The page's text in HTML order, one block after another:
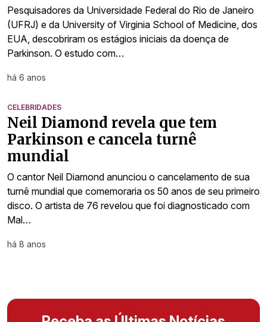
Pesquisadores da Universidade Federal do Rio de Janeiro
(UFRJ) e da University of Virginia School of Medicine, dos
EUA, descobriram os estágios iniciais da doença de
Parkinson. O estudo com…
há 6 anos
CELEBRIDADES
Neil Diamond revela que tem
Parkinson e cancela turnê
mundial
O cantor Neil Diamond anunciou o cancelamento de sua
turnê mundial que comemoraria os 50 anos de seu primeiro
disco. O artista de 76 revelou que foi diagnosticado com
Mal…
há 8 anos